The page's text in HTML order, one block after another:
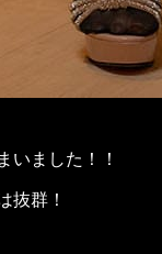
いました！！
抜群！